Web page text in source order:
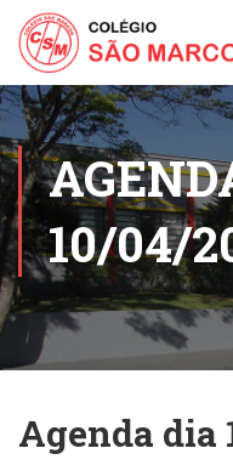
10/04/
Agenda dia